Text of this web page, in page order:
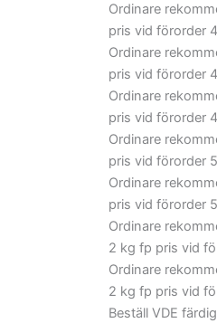
Ordinare
pris vid förorder
Ordinare
pris vid förorder
Ordinare
pris vid förorder
Ordinare
pris vid förorder
Ordinare
pris vid förorder
Ordinare
2 kg fp pris vid
Ordinare
2 kg fp pris vid
Beställ VDE